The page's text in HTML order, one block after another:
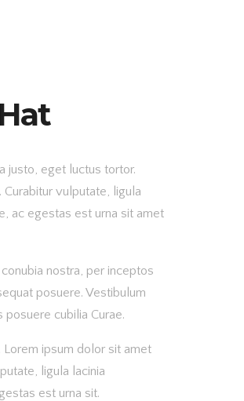
justo, eget luctus tortor.
vulputate, ligula
ac egestas est urna sit amet
nostra, per inceptos
posuere. Vestibulum
cubilia Curae.
ipsum dolor sit amet
ligula lacinia
est urna sit.